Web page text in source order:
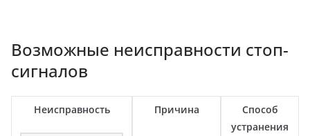
Возможные неисправности стоп-
сигналов
Неисправность Причина
Способ
устранения